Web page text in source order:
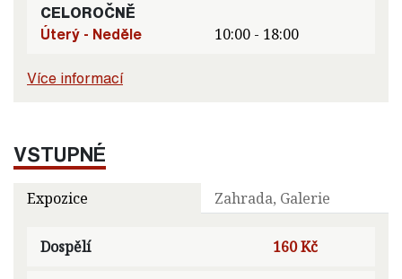
CELOROČNĚ
Úterý - Neděle
10:00 - 18:00
Více informací
VSTUPNÉ
Expozice Zahrada, Galerie
Dospělí 160 Kč